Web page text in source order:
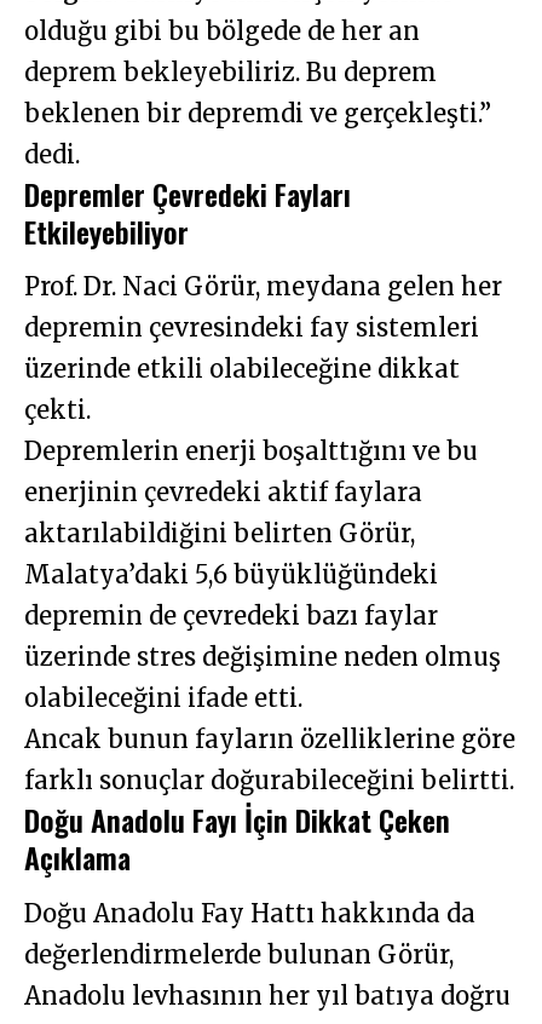
olduğu gibi bu bölgede de her an
deprem bekleyebiliriz. Bu deprem
beklenen bir depremdi ve gerçekleşti.”
dedi.
Depremler Çevredeki Fayları
Etkileyebiliyor
Prof. Dr. Naci Görür, meydana gelen her
depremin çevresindeki fay sistemleri
üzerinde etkili olabileceğine dikkat
çekti.
Depremlerin enerji boşalttığını ve bu
enerjinin çevredeki aktif faylara
aktarılabildiğini belirten Görür,
Malatya’daki 5,6 büyüklüğündeki
depremin de çevredeki bazı faylar
üzerinde stres değişimine neden olmuş
olabileceğini ifade etti.
Ancak bunun fayların özelliklerine göre
farklı sonuçlar doğurabileceğini belirtti.
Doğu Anadolu Fayı İçin Dikkat Çeken
Açıklama
Doğu Anadolu Fay Hattı hakkında da
değerlendirmelerde bulunan Görür,
Anadolu levhasının her yıl batıya doğru